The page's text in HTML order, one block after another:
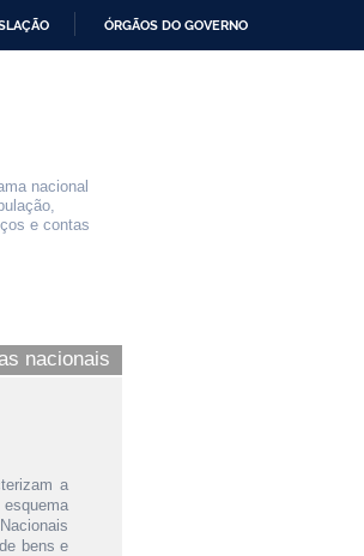
ÓRGÃOS DO GOVERNO
nacional
e contas
nacionais
a
bens e